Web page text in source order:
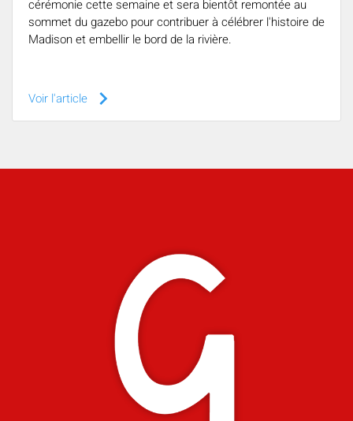
cérémonie cette semaine et sera bientôt remontée au
sommet du gazebo pour contribuer à célébrer l'histoire de
Madison et embellir le bord de la rivière.
Voir l'article keyboard_arrow_right